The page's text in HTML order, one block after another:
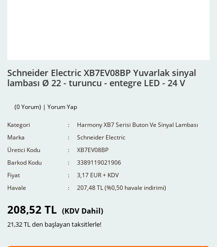
Schneider Electric XB7EV08BP Yuvarlak sinyal
lambası Ø 22 - turuncu - entegre LED - 24 V
(0 Yorum) | Yorum Yap
Kategori
Harmony XB7 Serisi Buton Ve Sinyal Lambası
Marka
Schneider Electric
Üretici Kodu
XB7EV08BP
Barkod Kodu
3389119021906
Fiyat
3,17 EUR + KDV
Havale
207,48 TL (%0,50 havale indirimi)
208,52 TL (KDV Dahil)
21,32 TL den başlayan taksitlerle!